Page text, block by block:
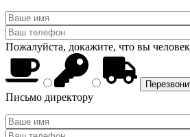
Пожалуйста, докажите, что вы
Письмо директору